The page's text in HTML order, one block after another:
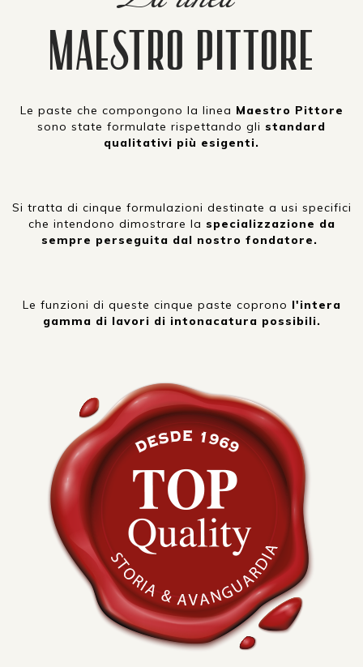
MAESTRO PITTORE
Le paste che compongono la linea Maestro Pittore
sono state formulate rispettando gli standard
qualitativi più esigenti.
Si tratta di cinque formulazioni destinate a usi specifici
che intendono dimostrare la specializzazione da
sempre perseguita dal nostro fondatore.
Le funzioni di queste cinque paste coprono l'intera
gamma di lavori di intonacatura possibili.